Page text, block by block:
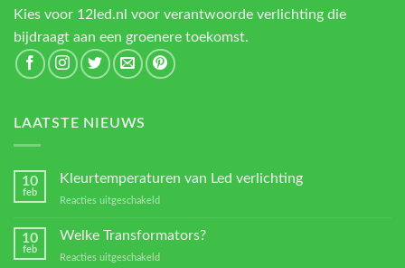
Kies voor 12led.nl voor verantwoorde verlichting die
bijdraagt aan een groenere toekomst.
LAATSTE NIEUWS
10
feb
Kleurtemperaturen van Led verlichting
Reacties uitgeschakeld
van
verlichting
10
feb
Welke Transformators?
Reacties uitgeschakeld